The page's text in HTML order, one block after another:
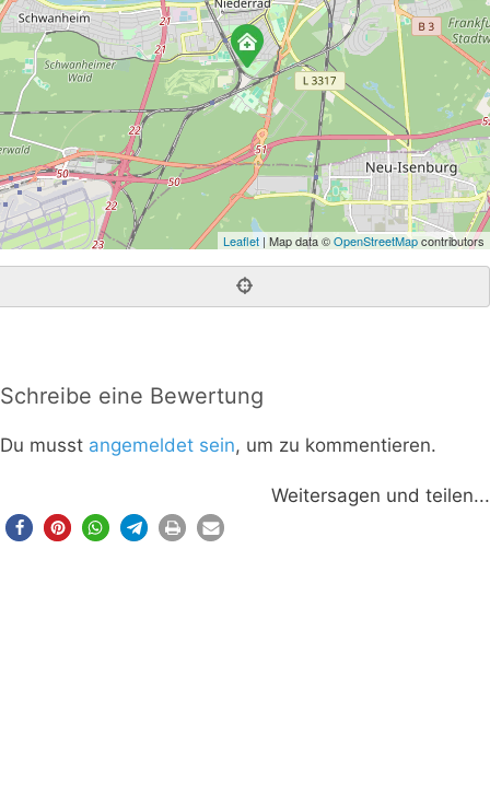
Leaflet | Map data ©OpenStreetMapcontributors
Schreibe eine Bewertung
Du musst angemeldet sein, um zu kommentieren.
Weitersagen und teilen...